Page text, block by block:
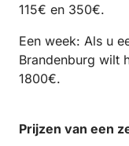
115€ en 350€.
Een week: Als u
Brandenburg wilt
1800€.
Prijzen van een